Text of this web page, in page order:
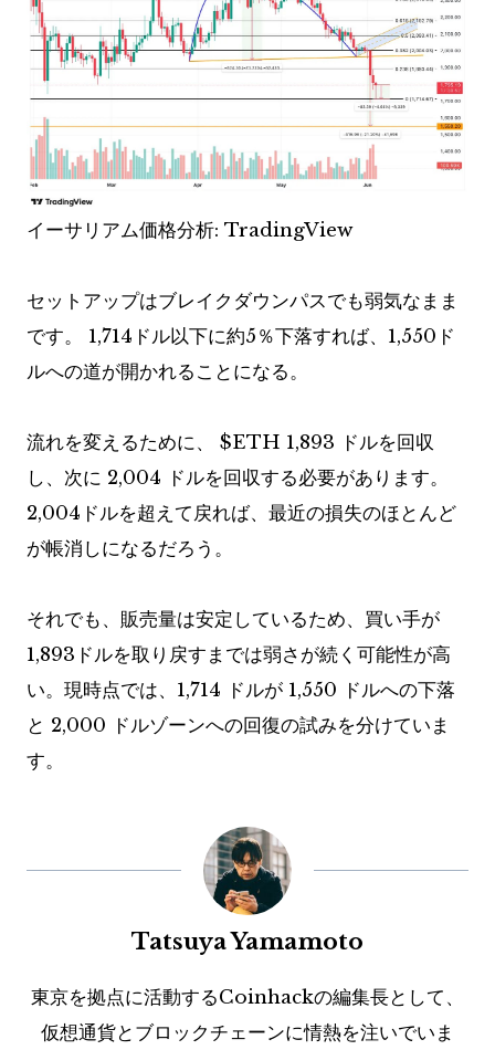
イーサリアム価格分析: TradingView
セットアップはブレイクダウンパスでも弱気なまま
です。 1,714ドル以下に約5％下落すれば、1,550ド
ルへの道が開かれることになる。
流れを変えるために、 $ETH 1,893 ドルを回収
し、次に 2,004 ドルを回収する必要があります。
2,004ドルを超えて戻れば、最近の損失のほとんど
が帳消しになるだろう。
それでも、販売量は安定しているため、買い手が
1,893ドルを取り戻すまでは弱さが続く可能性が高
い。現時点では、1,714 ドルが 1,550 ドルへの下落
と 2,000 ドルゾーンへの回復の試みを分けていま
す。
Tatsuya Yamamoto
東京を拠点に活動するCoinhackの編集長として、
仮想通貨とブロックチェーンに情熱を注いでいま